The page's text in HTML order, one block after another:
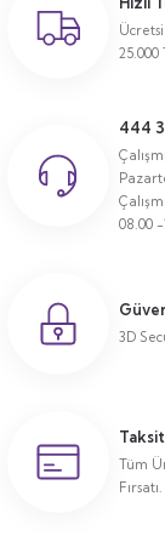
444
08.00 -
3D
Tüm
Fırsatı.